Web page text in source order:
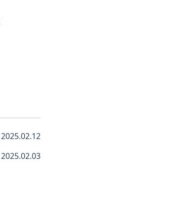
2025.02.12
2025.02.03